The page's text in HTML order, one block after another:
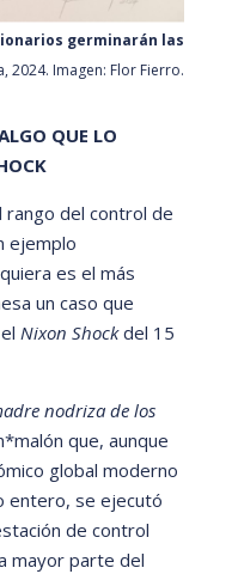
germinarán las
2024. Imagen: Flor Fierro.
QUE LO
rango del control de
ejemplo
es el más
un caso que
Nixon Shockdel 15
nodriza de los
ón que, aunque
global moderno
entero, se ejecutó
de control
mayor parte del